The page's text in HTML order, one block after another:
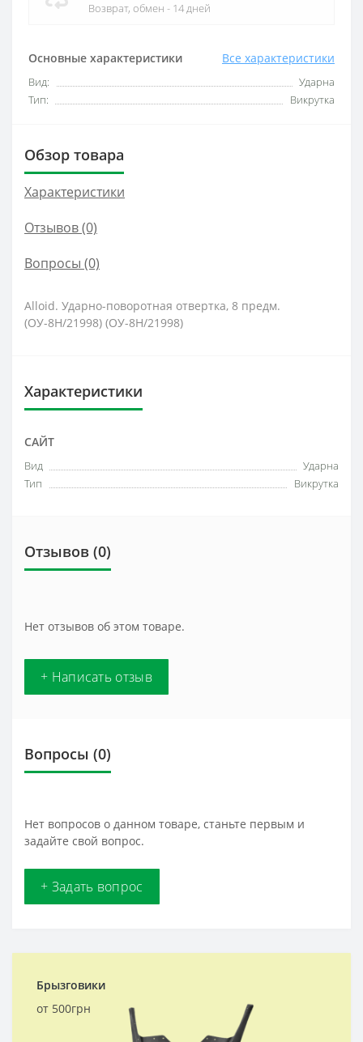
Основные характеристики Все характеристики
Вид:
Ударна
Тип:
Викрутка
Возврат, обмен - 14 дней
Обзор товара
Характеристики
Отзывов (0)
Вопросы (0)
Alloid. Ударно-поворотная отвертка, 8 предм.
(ОУ-8Н/21998) (ОУ-8Н/21998)
Характеристики
САЙТ
Вид
Ударна
Тип
Викрутка
Отзывов (0)
Нет отзывов об этом товаре.
+ Написать отзыв
Вопросы (0)
Нет вопросов о данном товаре, станьте первым и
задайте свой вопрос.
+ Задать вопрос
Брызговики
от 500грн